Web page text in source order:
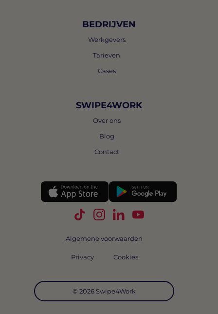
BEDRIJVEN
Werkgevers
Tarieven
Cases
SWIPE4WORK
Over ons
Blog
Contact
Volg Swipe4Work op TikTok
Volg Swipe4Work op
Volg Swipe4Work op
Volg Swipe4Work
© 2026 Swipe4Work
Algemene voorwaarden
Privacy Cookies